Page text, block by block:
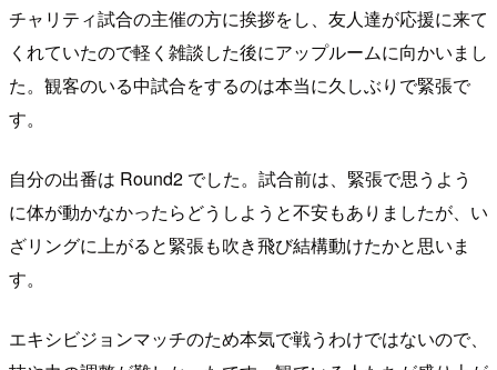
チャリティ試合の主催の方に挨拶をし、友人達が応援に来て
くれていたので軽く雑談した後にアップルームに向かいまし
た。観客のいる中試合をするのは本当に久しぶりで緊張で
す。
自分の出番は Round2 でした。試合前は、緊張で思うよう
に体が動かなかったらどうしようと不安もありましたが、い
ざリングに上がると緊張も吹き飛び結構動けたかと思いま
す。
エキシビジョンマッチのため本気で戦うわけではないので、